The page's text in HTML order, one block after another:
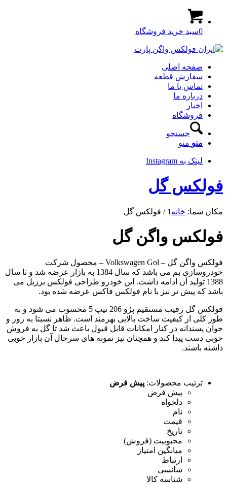
0سبد خرید فروشگاه
صفحه اصلی
سفارش قطعه
تماس با ما
درباره ما
اخبار
فروشگاه
جستجو
منو منو
لینک به Instagram
فولکس گل
مکان شما: خانه 1
/ فولکس گل
فولکس واگن گل
فولکس واگن گل – Volkswagen Gol – محصول شرکت
خودروسازی بم می باشد که سال 1384 به بازار عرضه شد و تا سال
1388 تولید آن ادامه داشت. این خودرو طراحی فولکس برزیل می
باشد که پیش تر نیز با نام فولکس فاکس عرضه شده بود.
فولکس گل رقیب مستقیم پژو 206 تیپ 5 محسوب می شود و به
طور کلی از کیفیت ساخت بالایی بهرمند است. ظاهر نسبتا به روز و
جوان پسندانه در کنار امکانات قابل قبول باعث شد تا گل به فروش
خوبی دست پیدا کند و همچنان نیز نمونه های سرحال آن بازار خوبی
داشته باشند.
ترتیب محصولات: پیش فرض
پیش فرض
دلخواه
نام
قیمت
تاریخ
محبوبیت (فروش)
میانگین امتیاز
ارتباط
شانسی
شناسه کالا